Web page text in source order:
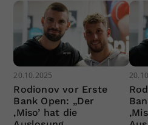
20.10.2025
Rodionov vor Erste
Bank Open: „Der
‚Miso’ hat die